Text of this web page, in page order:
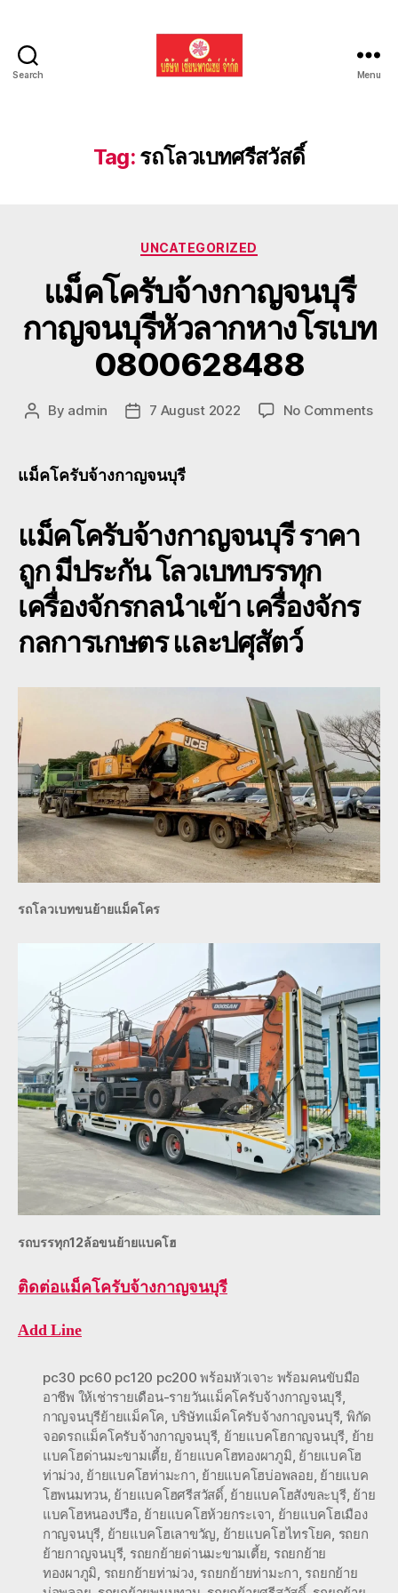
Search
รถ
แบค
Menu
Tag: รถโลวเบทศรีสวัสดิ์
Categories
UNCATEGORIZED
แม็คโครับจ้างกาญจนบุรี
กาญจนบุรีหัวลากหางโรเบท
0800628488
Post
By admin
Post7 August 2022 No Commentson
แม็คโครับจ้างกาญจนบุรี
แม็คโครับจ้างกาญจนบุรีราคา
ถูก มีประกัน โลวเบทบรรทุก
เครื่องจักรกลนำเข้า เครื่องจักร
กลการเกษตร และปศุสัตว์
รถโลวเบทขนย้ายแม็คโคร
รถบรรทุก12ล้อขนย้ายแบคโฮ
ติดต่อแม็คโครับจ้างกาญจนบุรี
Add Line
pc30 pc60 pc120 pc200 พร้อมหัวเจาะ พร้อมคนขับมือ
อาชีพ ให้เช่ารายเดือน-รายวันแม็คโครับจ้างกาญจนบุรี,
กาญจนบุรีย้ายแม็คโค, บริษัทแม็คโครับจ้างกาญจนบุรี, พิกัด
จอดรถแม็คโครับจ้างกาญจนบุรี, ย้ายแบคโฮกาญจนบุรี, ย้าย
แบคโฮด่านมะขามเตี้ย, ย้ายแบคโฮทองผาภูมิ, ย้ายแบคโฮ
ท่าม่วง, ย้ายแบคโฮท่ามะกา, ย้ายแบคโฮบ่อพลอย, ย้ายแบค
โฮพนมทวน, ย้ายแบคโฮศรีสวัสดิ์, ย้ายแบคโฮสังขละบุรี, ย้าย
แบคโฮหนองปรือ, ย้ายแบคโฮห้วยกระเจา, ย้ายแบคโฮเมือง
กาญจนบุรี, ย้ายแบคโฮเลาขวัญ, ย้ายแบคโฮไทรโยค, รถยก
ย้ายกาญจนบุรี, รถยกย้ายด่านมะขามเตี้ย, รถยกย้าย
ทองผาภูมิ, รถยกย้ายท่าม่วง, รถยกย้ายท่ามะกา, รถยกย้าย